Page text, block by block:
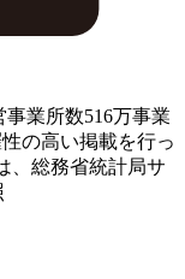
業所数516万事業
の高い掲載を行っ
、総務省統計局サ